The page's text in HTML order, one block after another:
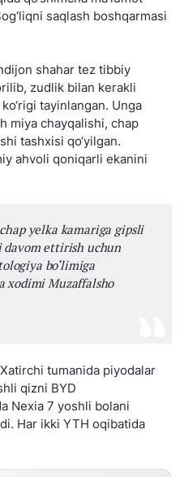
saqlash boshqarmasi
shahar tez tibbiy
zudlik bilan kerakli
tayinlangan. Unga
miya chayqalishi, chap
tashxisi qo‘yilgan.
ahvoli qoniqarli ekanini
yelka kamariga gipsli
davom ettirish uchun
bo‘limiga
xodimi Muzaffalsho
tumanida piyodalar
qizni BYD
Nexia 7 yoshli bolani
Har ikki YTH oqibatida